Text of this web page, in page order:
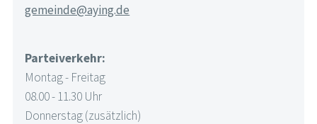
gemeinde@aying.de
Parteiverkehr:
Montag - Freitag
08.00 - 11.30 Uhr
Donnerstag (zusätzlich)